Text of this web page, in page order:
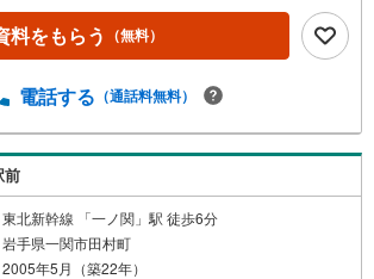
料をもらう （無料）
電話する （通話料無料）
前
東北新幹線 「一ノ関」駅 徒歩6分
岩手県一関市田村町
2005年5月（築22年）